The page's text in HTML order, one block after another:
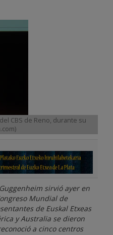
CBS de Reno, durante su
sirvió ayer en
Mundial de
de Euskal Etxeas
y Australia se dieron
a cinco centros